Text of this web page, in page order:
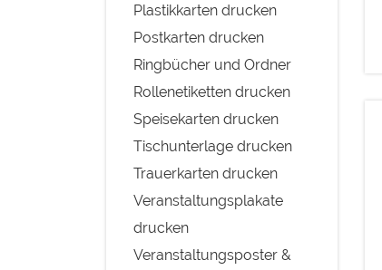
Plastikkarten drucken
Postkarten drucken
Ringbücher und Ordner
Rollenetiketten drucken
Speisekarten drucken
Tischunterlage drucken
Trauerkarten drucken
Veranstaltungsplakate
drucken
Veranstaltungsposter &